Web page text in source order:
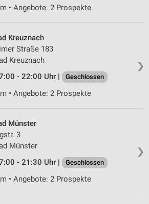
• Angebote: 2 Prospekte
❯
Kreuznach
Straße 183
Kreuznach
- 22:00 Uhr |
Geschlossen
• Angebote: 2 Prospekte
❯
Münster
3
Münster
- 21:30 Uhr |
Geschlossen
• Angebote: 2 Prospekte